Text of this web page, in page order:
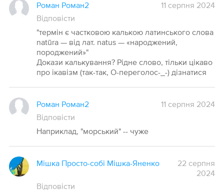
Роман Роман2
11 серпня 2024
Відповісти
"термін є частковою калькою латинського слова
natūra — від лат. natus — «народжений,
породжений»"
Докази калькування? Рідне слово, тільки цікаво
про ікавізм (так-так, О-переголос-_-) дізнатися
Роман Роман2
11 серпня 2024
Відповісти
Наприклад, "морський" -- чуже
Мішка Просто-собі Мішка-Яненко
22 серпня
2024
Відповісти